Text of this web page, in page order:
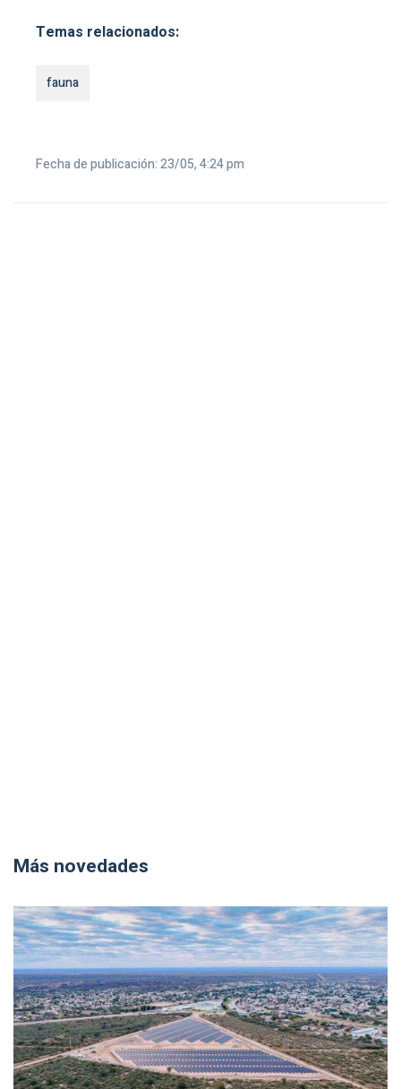
Temas relacionados:
fauna
Fecha de publicación: 23/05, 4:24 pm
Más novedades